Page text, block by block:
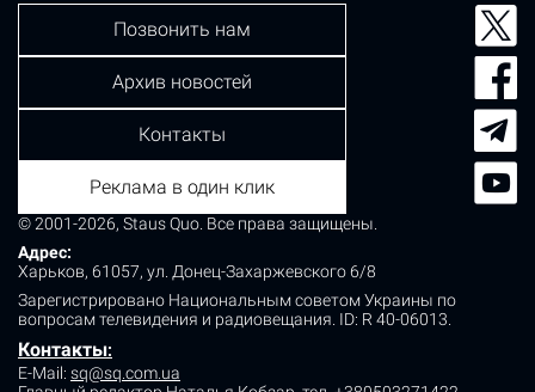
© 2001-2026, Staus Quo. Все права защищены.
Адрес:
Харьков, 61057, ул. Донец-Захаржевского 6/8
Зарегистрировано Национальным советом Украины по
вопросам телевидения и радиовещания. ID: R 40-06013.
Контакты:
E-Mail: sq@sq.com.ua
Позвонить нам
Архив новостей
Контакты
Реклама в один клик